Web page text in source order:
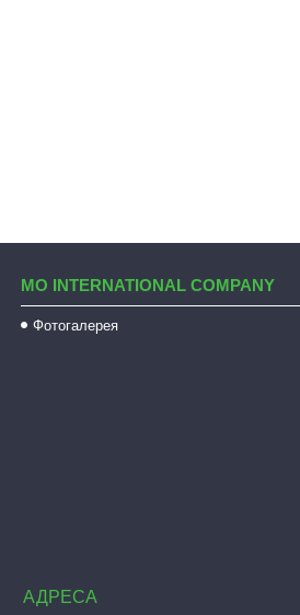
MO INTERNATIONAL COMPANY
Фотогалерея